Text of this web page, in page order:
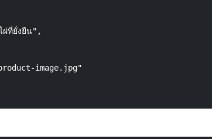
ที่ยั่งยืน",
image.jpg"